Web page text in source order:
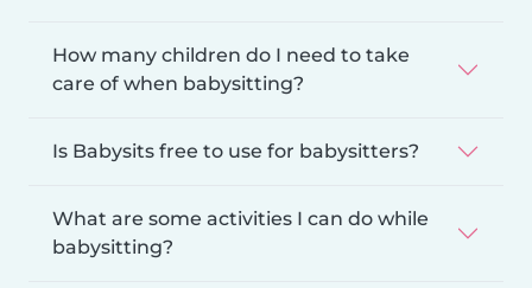
How many children do I need to take
care of when babysitting?
Is Babysits free to use for babysitters?
What are some activities I can do while
babysitting?